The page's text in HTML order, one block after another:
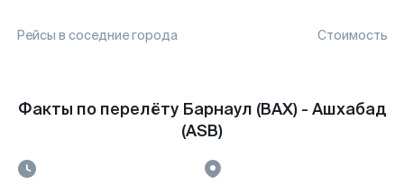
Рейсы в соседние города Стоимость
Факты по перелёту Барнаул (BAX) - Ашхабад
(ASB)